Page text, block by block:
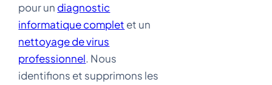
pour un diagnostic
informatique complet et un
nettoyage de virus
professionnel. Nous
identifions et supprimons les